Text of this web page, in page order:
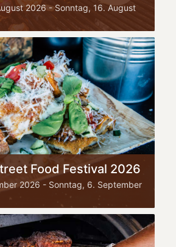
2026-Sonntag, 16. August
Food Festival 2026
2026 - Sonntag, 6. September